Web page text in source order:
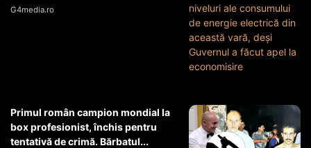
G4media.ro
Primul român campion mondial la
box profesionist, închis pentru
tentativă de crimă. Bărbatul...